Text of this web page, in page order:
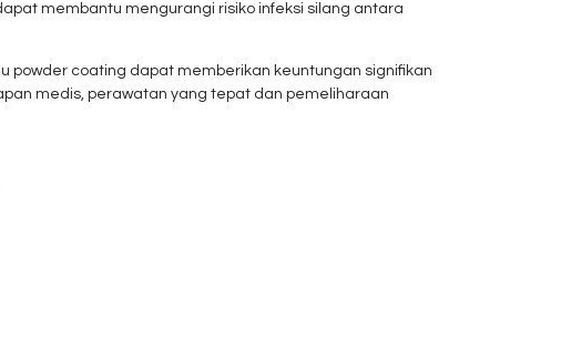
membantu mengurangi risiko infeksi silang antara
powder coating dapat memberikan keuntungan signifikan
medis, perawatan yang tepat dan pemeliharaan